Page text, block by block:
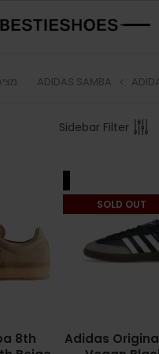
ADIDAS SAMBA מציג 1–24 מתוך 54
Sidebar Filter
SOLD OUT
Adidas
8th